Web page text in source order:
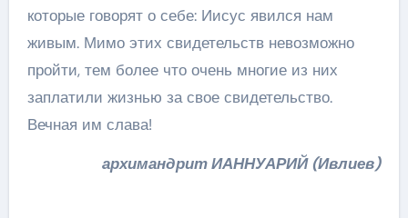
которые говорят о себе: Иисус явился нам
живым. Мимо этих свидетельств невозможно
пройти, тем более что очень многие из них
заплатили жизнью за свое свидетельство.
Вечная им слава!
архимандрит ИАННУАРИЙ (Ивлиев)